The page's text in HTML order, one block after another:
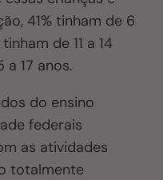
41% tinham de 6
de 11 a 14
a 17 anos.
do ensino
federais
as atividades
totalmente